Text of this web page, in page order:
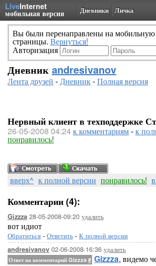
LiveInternet
мобильная версия Дневники Личка
Вы были перенаправлены на
страницы. Вернуться!
Авторизация
Дневник andresivanov
Лента друзей -Дневник-Полная версия
Нервный клиент в техподдержке
26-05-2008 04:24к комментариям-к
понравилось!
вверх^ к полной версии понравилось!
Комментарии (4):
Gizzza 28-05-2008-09:20 удалить
вот идиот
Обратиться - Ответить - К полной версии
andresivanov 02-06-2008-16:36 удалить
Ответ на комментарий Gizzza # Gizzza, видемо